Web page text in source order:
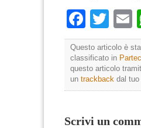
Questo articolo è
classificato in
questo articolo
un trackback dal tuo
Scrivi un